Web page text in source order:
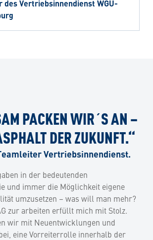
des Vertriebsinnendienst WGU-
PACKEN WIR´S AN –
DER ZUKUNFT.“
Vertriebsinnendienst.
in der bedeutenden
und immer die Möglichkeit eigene
umzusetzen – was will man mehr?
zur arbeiten erfüllt mich mit Stolz.
wir mit Neuentwicklungen und
eine Vorreiterrolle innerhalb der